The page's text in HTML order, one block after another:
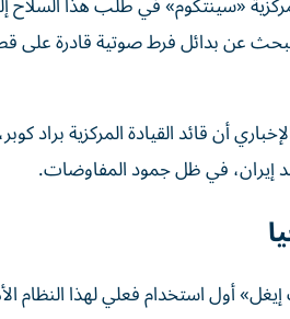
أن قائد القيادة المركزية
في ظل جمود المفاوضات.
أول استخدام فعلي لهذا النظام